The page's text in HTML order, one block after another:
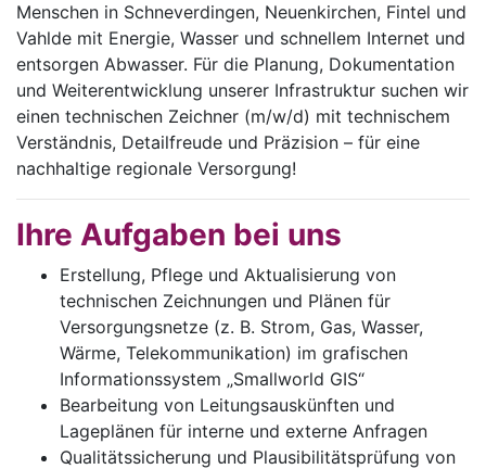
Menschen in Schneverdingen, Neuenkirchen, Fintel und
Vahlde mit Energie, Wasser und schnellem Internet und
entsorgen Abwasser. Für die Planung, Dokumentation
und Weiterentwicklung unserer Infrastruktur suchen wir
einen technischen Zeichner (m/w/d) mit technischem
Verständnis, Detailfreude und Präzision – für eine
nachhaltige regionale Versorgung!
Ihre Aufgaben bei uns
Erstellung, Pflege und Aktualisierung von
technischen Zeichnungen und Plänen für
Versorgungsnetze (z. B. Strom, Gas, Wasser,
Wärme, Telekommunikation) im grafischen
Informationssystem „Smallworld GIS“
Bearbeitung von Leitungsauskünften und
Lageplänen für interne und externe Anfragen
Qualitätssicherung und Plausibilitätsprüfung von